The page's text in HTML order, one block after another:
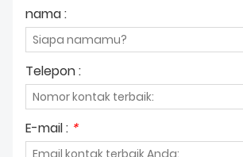
nama :
Telepon :
E-mail : *